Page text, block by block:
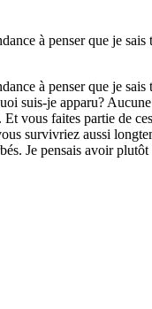
à penser que je
à penser que je
suis-je apparu?
vous faites partie de
survivriez aussi
Je pensais avoir